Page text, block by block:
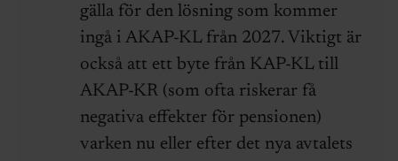
gälla för den lösning som kommer
ingå i AKAP-KL från 2027. Viktigt är
också att ett byte från KAP-KL till
AKAP-KR (som ofta riskerar få
negativa effekter för pensionen)
varken nu eller efter det nya avtalets